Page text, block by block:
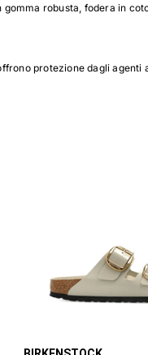
robusta, fodera in
protezione dagli